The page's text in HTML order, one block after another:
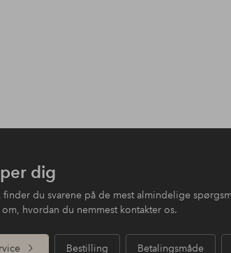
dig
finder du svarene på de mest almindelige
hvordan du nemmest kontakter os.
Bestilling Betalingsmåde